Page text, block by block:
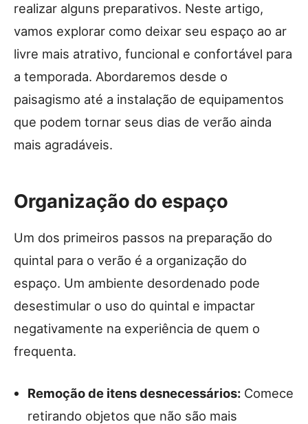
realizar alguns preparativos. Neste artigo,
vamos explorar como deixar seu espaço ao ar
livre mais atrativo, funcional e confortável para
a temporada. Abordaremos desde o
paisagismo até a instalação de equipamentos
que podem tornar seus dias de verão ainda
mais agradáveis.
Organização do espaço
Um dos primeiros passos na preparação do
quintal para o verão é a organização do
espaço. Um ambiente desordenado pode
desestimular o uso do quintal e impactar
negativamente na experiência de quem o
frequenta.
Remoção de itens desnecessários: Comece
retirando objetos que não são mais